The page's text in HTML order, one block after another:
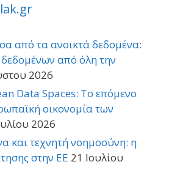
από τα ανοικτά δεδομένα:
από όλη την
2026
Data Spaces: Το επόμενο
οικονομία των
2026
και τεχνητή νοημοσύνη: η
στην ΕΕ 21 Ιουλίου